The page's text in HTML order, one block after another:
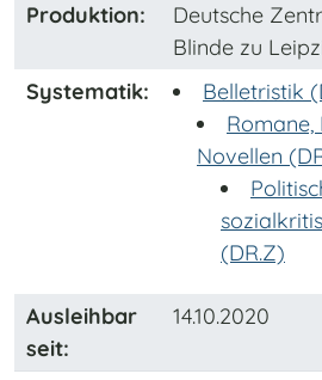
Produktion:
Deutsche
Blinde zu
Systematik:
Belletristik
Romane,
Novellen
(DR.Z)
Ausleihbar
seit:
14.10.2020